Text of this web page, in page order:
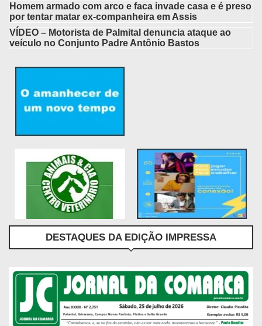
Homem armado com arco e faca invade casa e é preso
por tentar matar ex-companheira em Assis
VÍDEO – Motorista de Palmital denuncia ataque ao
veículo no Conjunto Padre Antônio Bastos
DESTAQUES DA EDIÇÃO IMPRESSA